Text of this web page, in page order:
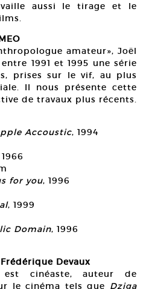
aussi le tirage et le
amateur», Joël
1991 et 1995 une série
prises sur le vif, au plus
Il nous présente cette
de travaux plus récents.
Accoustic, 1994
for you, 1996
, 1999
Domain, 1996
Devaux
est cinéaste, auteur de
le cinéma tels que Dziga